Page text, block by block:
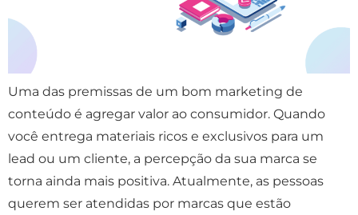
Uma das premissas de um bom marketing de
conteúdo é agregar valor ao consumidor. Quando
você entrega materiais ricos e exclusivos para um
lead ou um cliente, a percepção da sua marca se
torna ainda mais positiva. Atualmente, as pessoas
querem ser atendidas por marcas que estão